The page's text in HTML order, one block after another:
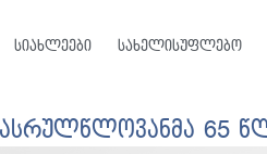
სიახლეები სახელისუფლებო
65